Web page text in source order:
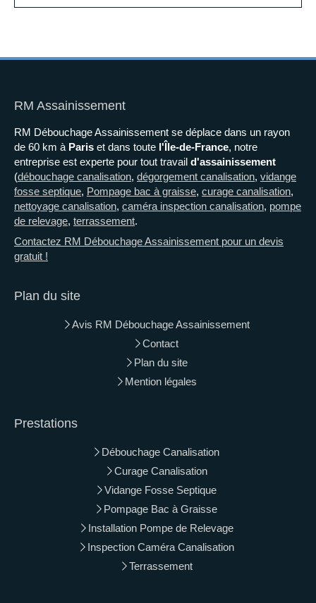
RM Assainissement
RM Débouchage Assainissement se déplace dans un rayon
de 60 km à Paris et dans toute l'Île-de-France, notre
entreprise est experte pour tout travail d'assainissement
(débouchage canalisation, dégorgement canalisation, vidange
fosse septique, Pompage bac à graisse, curage canalisation,
nettoyage canalisation, caméra inspection canalisation, pompe
de relevage, terrassement.
Contactez RM Débouchage Assainissement pour un devis
gratuit !
Plan du site
Avis RM Débouchage Assainissement
Contact
Plan du site
Mention légales
Prestations
Débouchage Canalisation
Curage Canalisation
Vidange Fosse Septique
Pompage Bac à Graisse
Installation Pompe de Relevage
Inspection Caméra Canalisation
Terrassement